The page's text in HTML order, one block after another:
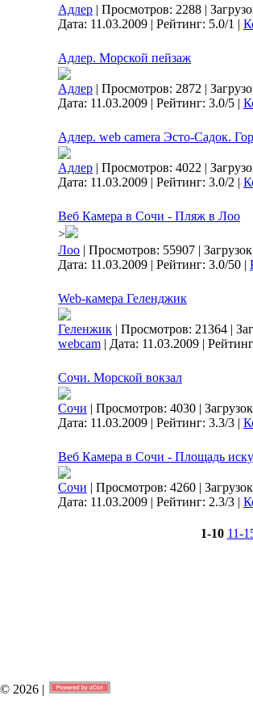
Адлер | Просмотров: 2288 |
Дата: 11.03.2009 | Рейтинг: 5.0/1 |
Адлер. Морской пейзаж
Адлер | Просмотров: 2872 |
Дата: 11.03.2009 | Рейтинг: 3.0/5 |
Адлер. web camera Эсто-Садок.
Адлер | Просмотров: 4022 |
Дата: 11.03.2009 | Рейтинг: 3.0/2 |
Веб Камера в Сочи - Пляж в Лоо
>
Лоо | Просмотров: 55907 |
Дата: 11.03.2009 | Рейтинг: 3.0/50 |
Web-камера Геленджик
Геленжик | Просмотров: 21364 |
webcam | Дата: 11.03.2009 |
Сочи. Морской вокзал
Сочи | Просмотров: 4030 |
Дата: 11.03.2009 | Рейтинг: 3.3/3 |
Веб Камера в Сочи - Площадь
Сочи | Просмотров: 4260 |
Дата: 11.03.2009 | Рейтинг: 2.3/3 |
1-10 11-
2026 |